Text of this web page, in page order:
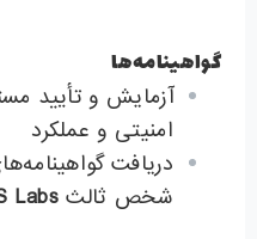
گواهینامه‌ها
آزمایش و تأیید
امنیتی و عملکرد
دریافت
شخص ثالث Labs